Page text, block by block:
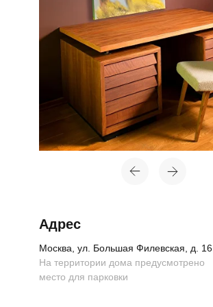
Москва, ул. Большая Филевская, д. 16
Адрес
На территории дома предусмотрено
место для парковки